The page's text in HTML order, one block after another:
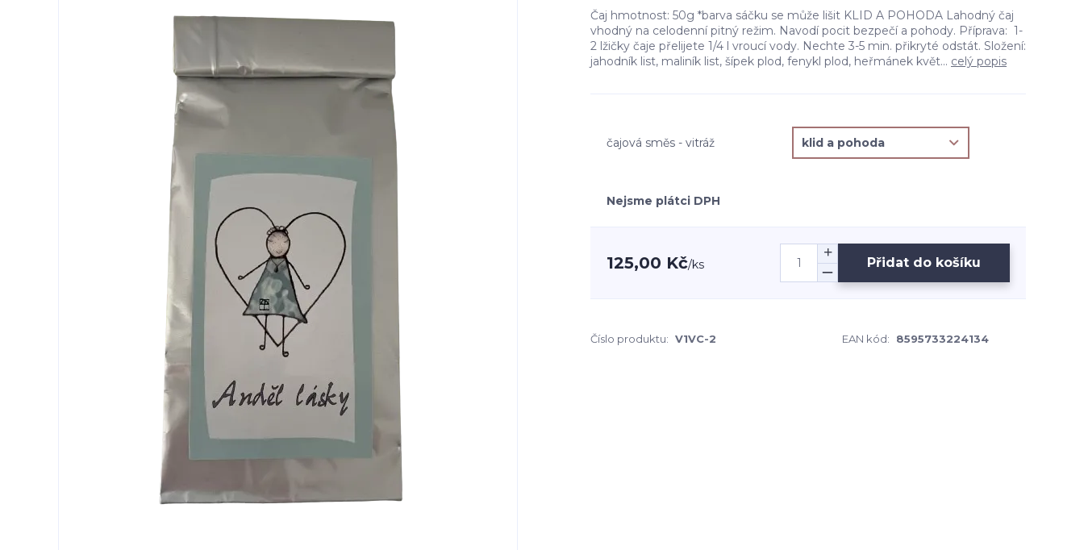
Čaj hmotnost: 50g *barva sáčku se může lišit KLID A POHODA Lahodný čaj
vhodný na celodenní pitný režim. Navodí pocit bezpečí a pohody. Příprava: 1-
2 lžičky čaje přelijete 1/4 l vroucí vody. Nechte 3-5 min. přikryté odstát. Složení:
jahodník list, maliník list, šípek plod, fenykl plod, heřmánek květ... celý popis
čajová směs - vitráž
Nejsme plátci DPH
125,00 Kč/ks Přidat do košíku
Číslo produktu: V1VC-2 EAN kód: 8595733224134